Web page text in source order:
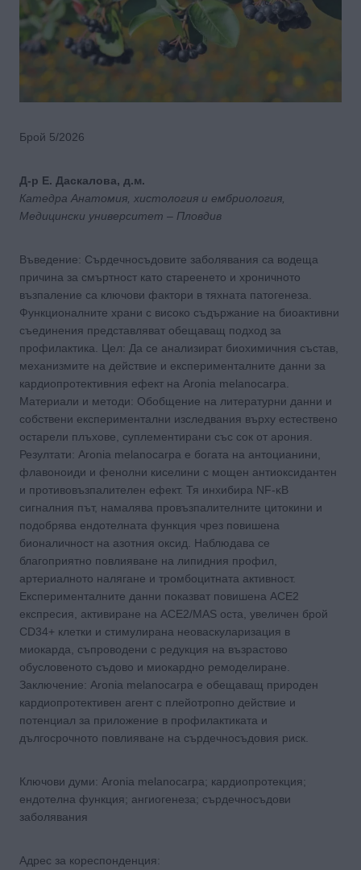
Брой 5/2026
Д-р E. Даскалова, д.м.
Катедра Анатомия, хистология и ембриология,
Медицински университет – Пловдив
Въведение: Сърдечносъдовите заболявания са водеща
причина за смъртност като стареенето и хроничното
възпаление са ключови фактори в тяхната патогенеза.
Функционалните храни с високо съдържание на биоактивни
съединения представляват обещаващ подход за
профилактика. Цел: Да се анализират биохимичния състав,
механизмите на действие и експерименталните данни за
кардиопротективния ефект на Aronia melanocarpa.
Материали и методи: Обобщение на литературни данни и
собствени експериментални изследвания върху естествено
остарели плъхове, суплементирани със сок от арония.
Резултати: Aronia melanocarpa е богата на антоцианини,
флавоноиди и фенолни киселини с мощен антиоксидантен
и противовъзпалителен ефект. Тя инхибира NF-κB
сигналния път, намалява провъзпалителните цитокини и
подобрява ендотелната функция чрез повишена
бионаличност на азотния оксид. Наблюдава се
благоприятно повлияване на липидния профил,
артериалното налягане и тромбоцитната активност.
Експерименталните данни показват повишена ACE2
експресия, активиране на ACE2/MAS оста, увеличен брой
CD34+ клетки и стимулирана неоваскуларизация в
миокарда, съпроводени с редукция на възрастово
обусловеното съдово и миокардно ремоделиране.
Заключение: Aronia melanocarpa е обещаващ природен
кардиопротективен агент с плейотропно действие и
потенциал за приложение в профилактиката и
дългосрочното повлияване на сърдечносъдовия риск.
Ключови думи: Aronia melanocarpa; кардиопротекция;
ендотелна функция; ангиогенеза; сърдечносъдови
заболявания
Адрес за кореспонденция: